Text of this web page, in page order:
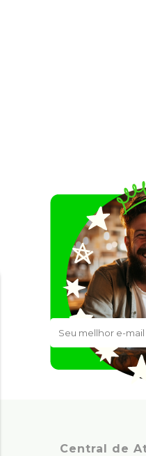
Central de